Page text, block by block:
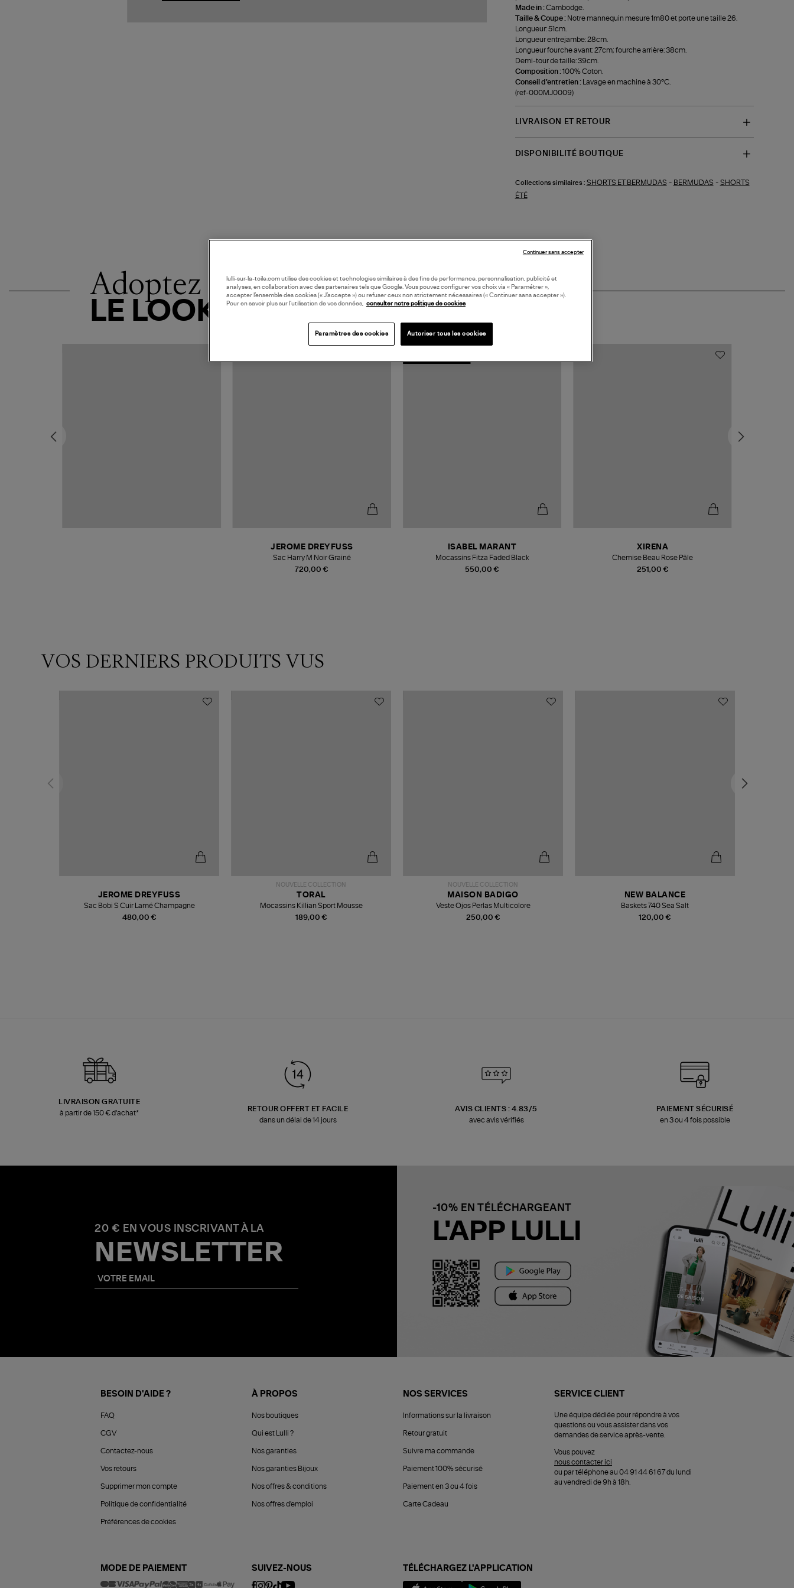
Made in :Cambodge.
Taille & Coupe : Notre mannequin mesure 1m80 et porte une taille 26.
Longueur: 51cm.
Longueur entrejambe: 28cm.
Longueur fourche avant: 27cm; fourche arrière: 38cm.
Demi-tour de taille: 39cm.
Composition :100% Coton.
Conseil d'entretien :
Lavage en machine à 30°C.
(ref-000MJ0009)
LIVRAISON ET RETOUR
DISPONIBILITÉ BOUTIQUE
Collections similaires : SHORTS ET BERMUDAS - BERMUDAS - SHORTS
ÉTÉ
Adoptez
LE LOOK
720,00 €
JEROME DREYFUSS
Sac Harry M Noir Grainé
550,00 €
ISABEL MARANT
Mocassins Fitza Faded Black
251,00 €
XIRENA
Chemise Beau Rose Pâle
VOS DERNIERS PRODUITS VUS
480,00 €
JEROME DREYFUSS
Sac Bobi S Cuir Lamé Champagne
NOUVELLE COLLECTION
189,00 €
TORAL
Mocassins Killian Sport Mousse
NOUVELLE COLLECTION
250,00 €
MAISON BADIGO
Veste Ojos Perlas Multicolore
120,00 €
NEW BALANCE
Baskets 740 Sea Salt
LIVRAISON GRATUITE
à partir de 150 € d'achat*
RETOUR OFFERT ET FACILE
dans un délai de 14 jours
AVIS CLIENTS : 4.83/5
avec avis vérifiés
PAIEMENT SÉCURISÉ
en 3 ou 4 fois possible
20 € EN VOUS INSCRIVANT À LA
NEWSLETTER
-10% EN TÉLÉCHARGEANT
L'APP LULLI
BESOIN D'AIDE ?
FAQ
CGV
Contactez-nous
Vos retours
Supprimer mon compte
Politique de confidentialité
Préférences de cookies
À PROPOS
Nos boutiques
Qui est Lulli ?
Nos garanties
Nos garanties Bijoux
Nos offres & conditions
Nos offres d'emploi
NOS SERVICES
Informations sur la livraison
Retour gratuit
Suivre ma commande
Paiement 100% sécurisé
Paiement en 3 ou 4 fois
Carte Cadeau
SERVICE CLIENT
Une équipe dédiée pour répondre à vos
questions ou vous assister dans vos
demandes de service après-vente.
Vous pouvez
nous contacter ici
ou par téléphone au 04 91 44 61 67 du lundi
au vendredi de 9h à 18h.
MODE DE PAIEMENT SUIVEZ-NOUS TÉLÉCHARGEZ L'APPLICATION
lulli-sur-la-toile.com utilise des cookies et technologies similaires à des fins de performance, personnalisation, publicité et
analyses, en collaboration avec des partenaires tels que Google. Vous pouvez configurer vos choix via « Paramétrer »,
accepter l’ensemble des cookies (« J’accepte ») ou refuser ceux non strictement nécessaires (« Continuer sans accepter »).
Pour en savoir plus sur l’utilisation de vos données,
consulter notre politique de cookies
Paramètres des cookies Autoriser tous les cookies
Continuer sans accepter